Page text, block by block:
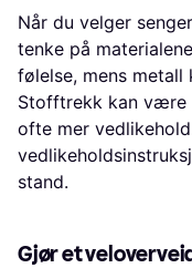
Når du velger
tenke på
følelse, mens metall
Stofftrekk kan være
ofte mer
stand.
Gjør et